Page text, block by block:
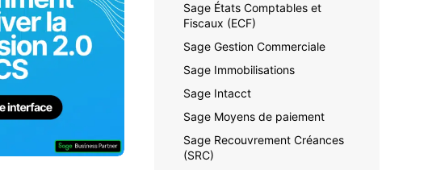
Sage États Comptables et
Fiscaux (ECF)
Sage Gestion Commerciale
Sage Immobilisations
Sage Intacct
Sage Moyens de paiement
Sage Recouvrement Créances
(SRC)